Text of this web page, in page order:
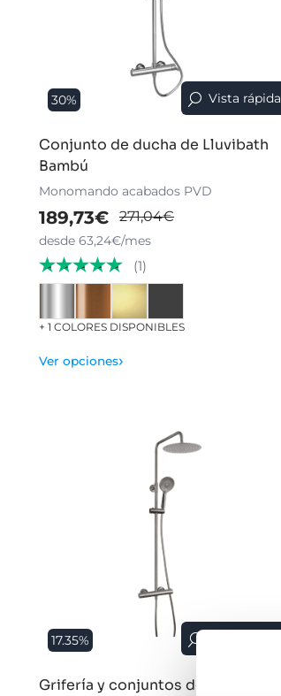
30% Vista rápida
Conjunto de ducha de Lluvibath
Bambú
Monomando acabados PVD
189,73€ 271,04€
desde 63,24€/mes
(1)
+ 1 COLORES DISPONIBLES
Ver opciones›
17.35%
Grifería y conjuntos de ducha Gme